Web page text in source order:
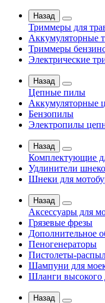
Назад
Триммеры для
Аккумуляторные
Триммеры
Электрические
Назад
Цепные пилы
Аккумуляторные
Бензопилы
Электропилы
Назад
Комплектующие
Удлинители
Шнеки для
Назад
Аксессуары для
Грязевые фрезы
Дополнительное
Пеногенераторы
Пистолеты-
Шампуни для
Шланги высокого
Назад